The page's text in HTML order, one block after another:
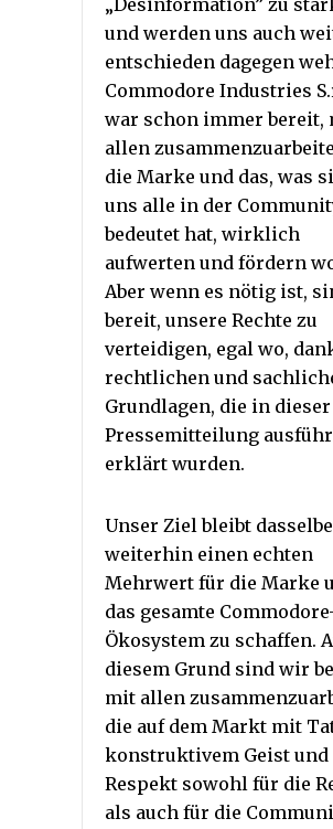
„Desinformation” zu
und werden uns auch
entschieden dagegen
Commodore Industries
war schon immer bereit,
allen
die Marke und das, was
uns alle in der
bedeutet hat, wirklich
aufwerten und fördern
Aber wenn es nötig ist,
bereit, unsere Rechte zu
verteidigen, egal wo,
rechtlichen und
Grundlagen, die in dieser
Pressemitteilung
erklärt wurden.
Unser Ziel bleibt
weiterhin einen echten
Mehrwert für die Marke
das gesamte
Ökosystem zu schaffen.
diesem Grund sind wir
mit allen
die auf dem Markt mit
konstruktivem Geist und
Respekt sowohl für die
als auch für die